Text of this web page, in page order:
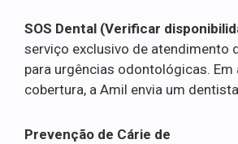
SOS Dental (Verificar
serviço exclusivo de atendimento
para urgências odontológicas. Em
cobertura, a Amil envia um
Prevenção de Cárie de